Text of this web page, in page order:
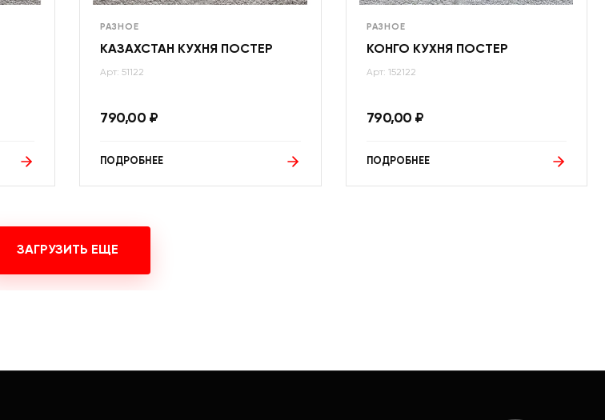
РАЗНОЕ
КАЗАХСТАН КУХНЯ ПОСТЕР
Арт: 51122
790,00 ₽
ПОДРОБНЕЕ
РАЗНОЕ
КОНГО КУХНЯ ПОСТЕР
Арт: 152122
790,00 ₽
ПОДРОБНЕЕ
ЗАГРУЗИТЬ ЕЩЕ